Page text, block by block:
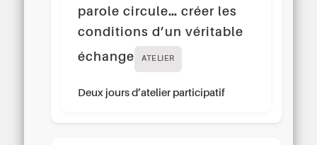
parole circule… créer les
conditions d’un véritable
échange
ATELIER
Deux jours d’atelier participatif